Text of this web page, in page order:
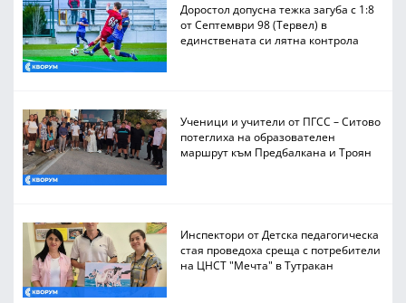
Доростол допусна тежка загуба с 1:8
от Септември 98 (Тервел) в
единствената си лятна контрола
Ученици и учители от ПГСС – Ситово
потеглиха на образователен
маршрут към Предбалкана и Троян
Инспектори от Детска педагогическа
стая проведоха среща с потребители
на ЦНСТ "Мечта" в Тутракан